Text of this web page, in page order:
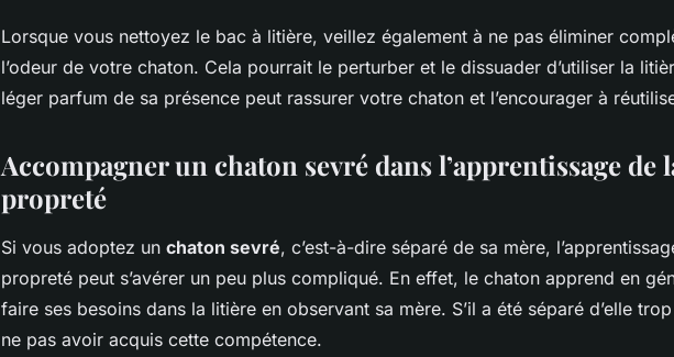
Lorsque vous nettoyez le bac à litière, veillez également à ne pas éliminer
l’odeur de votre chaton. Cela pourrait le perturber et le dissuader d’utiliser la
léger parfum de sa présence peut rassurer votre chaton et l’encourager à
Accompagner un chaton sevré dans l’apprentissage de
propreté
Si vous adoptez un chaton sevré, c’est-à-dire séparé de sa mère,
propreté peut s’avérer un peu plus compliqué. En effet, le chaton apprend en
faire ses besoins dans la litière en observant sa mère. S’il a été séparé d’elle
ne pas avoir acquis cette compétence.